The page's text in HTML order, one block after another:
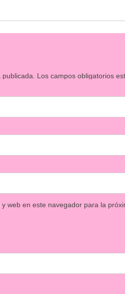
publicada. Los campos obligatorios
web en este navegador para la